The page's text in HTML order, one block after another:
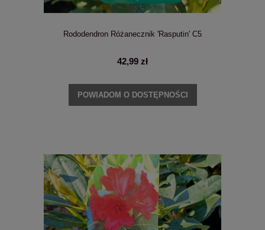
Rododendron Różanecznik 'Rasputin' C5
42,99 zł
POWIADOM O DOSTĘPNOŚCI